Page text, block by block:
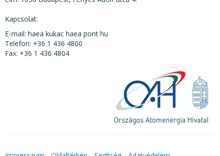
Kapcsolat:
E-mail: haea kukac haea pont hu
Telefon: +36 1 436 4800
Fax: +36 1 436 4804